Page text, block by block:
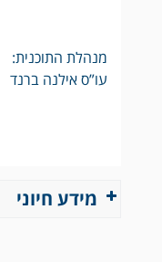
מנהלת התוכנית:
עו”ס אילנה ברנד
מידע חיוני